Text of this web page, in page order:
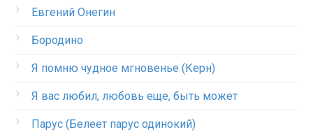
Евгений Онегин
Бородино
Я помню чудное мгновенье (Керн)
Я вас любил, любовь еще, быть может
Парус (Белеет парус одинокий)